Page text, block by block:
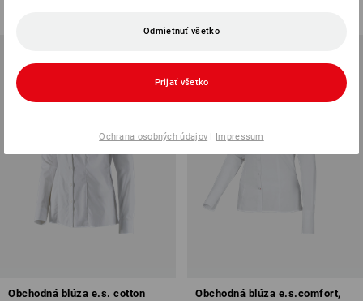
Obchodná blúza e.s. cotton
Obchodná blúza e.s.comfort,
Odmietnuť všetko
Prijať všetko
Ochrana osobných údajov | Impressum